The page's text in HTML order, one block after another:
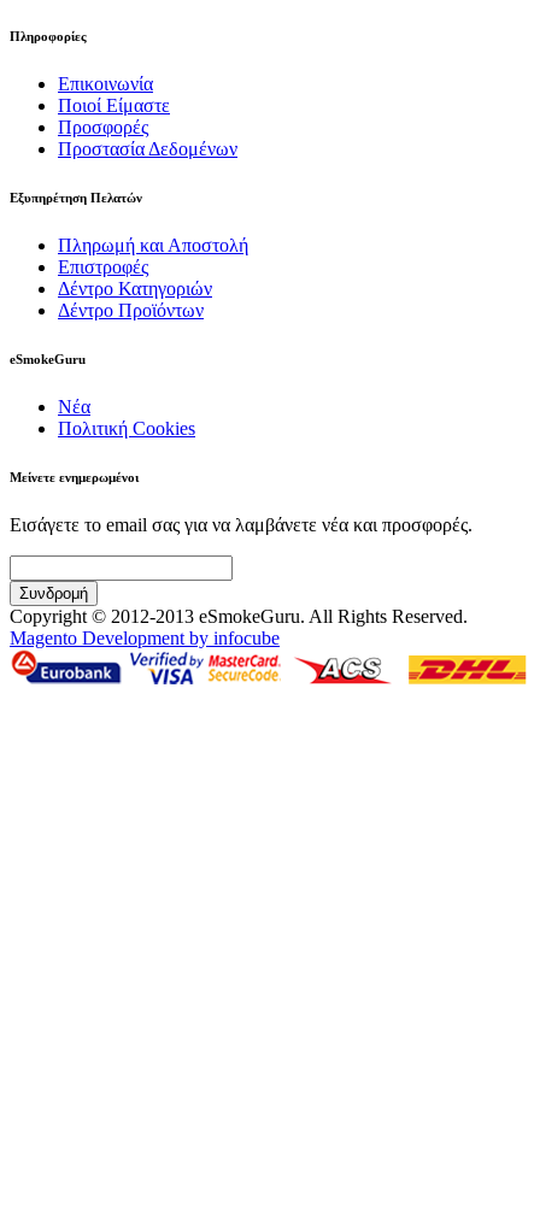
Πληροφορίες
Επικοινωνία
Ποιοί Είμαστε
Προσφορές
Προστασία Δεδομένων
Εξυπηρέτηση Πελατών
Πληρωμή και Αποστολή
Επιστροφές
Δέντρο Κατηγοριών
Δέντρο Προϊόντων
eSmokeGuru
Νέα
Πολιτική Cookies
Μείνετε ενημερωμένοι
Εισάγετε το email σας για να λαμβάνετε νέα και προσφορές.
Συνδρομή
Copyright © 2012-2013 eSmokeGuru. All Rights Reserved.
Magento Development by infocube